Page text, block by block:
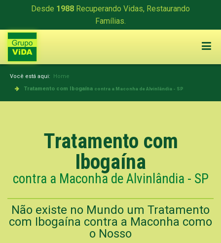
Desde 1988 Recuperando Vidas, Restaurando
Famílias.
Você está aqui: Home
Tratamento com Ibogaína contra a Maconha de Alvinlândia - SP
Tratamento com
Ibogaína
contra a Maconha de Alvinlândia - SP
Não existe no Mundo um Tratamento
com Ibogaína contra a Maconha como
o Nosso